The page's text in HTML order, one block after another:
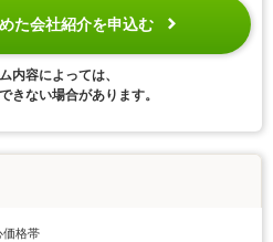
た会社紹介を申込む
内容によっては、
きない場合があります。
価格帯